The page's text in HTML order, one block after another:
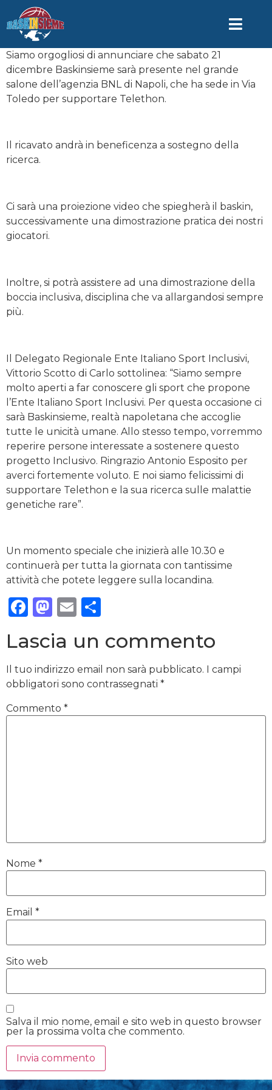
Siamo orgogliosi di annunciare che sabato 21
dicembre Baskinsieme sarà presente nel grande
salone dell’agenzia BNL di Napoli, che ha sede in Via
Toledo per supportare Telethon.
Il ricavato andrà in beneficenza a sostegno della
ricerca.
Ci sarà una proiezione video che spiegherà il baskin,
successivamente una dimostrazione pratica dei nostri
giocatori.
Inoltre, si potrà assistere ad una dimostrazione della
boccia inclusiva, disciplina che va allargandosi sempre
più.
Il Delegato Regionale Ente Italiano Sport Inclusivi,
Vittorio Scotto di Carlo sottolinea: “Siamo sempre
molto aperti a far conoscere gli sport che propone
l’Ente Italiano Sport Inclusivi. Per questa occasione ci
sarà Baskinsieme, realtà napoletana che accoglie
tutte le unicità umane. Allo stesso tempo, vorremmo
reperire persone interessate a sostenere questo
progetto Inclusivo. Ringrazio Antonio Esposito per
averci fortemente voluto. E noi siamo felicissimi di
supportare Telethon e la sua ricerca sulle malattie
genetiche rare”.
Un momento speciale che inizierà alle 10.30 e
continuerà per tutta la giornata con tantissime
attività che potete leggere sulla locandina.
Facebook
Mastodon
Email
Lascia un commento
Il tuo indirizzo email non sarà pubblicato.
I campi
obbligatori sono contrassegnati *
Commento *
Nome *
Email *
Sito web
Salva il mio nome, email e sito web in questo browser
per la prossima volta che commento.